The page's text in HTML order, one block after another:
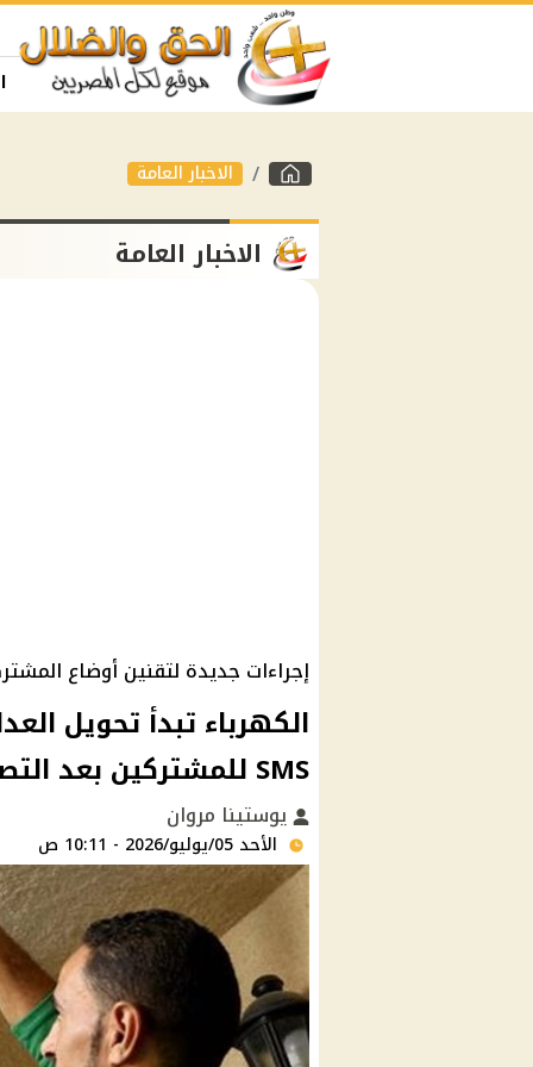
الاخبار العامة
الاخبار العامة
إجراءات جديدة لتقنين أوضاع
الكهرباء تبدأ تحويل
SMS للمشتركين بعد التصالح في مخالفات البناء
يوستينا مروان
الأحد 05/يوليو/2026 - 10:11 ص